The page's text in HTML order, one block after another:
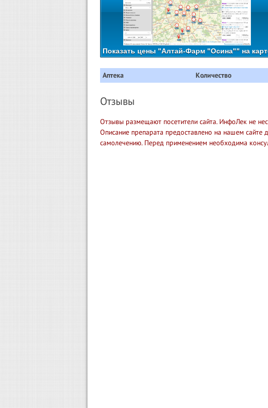
Показать цены "Алтай-Фарм "Осина"" на
Аптека Количество
Отзывы
Отзывы размещают посетители сайта. ИнфоЛек не
Описание препарата предоставлено на нашем сайте
самолечению. Перед применением необходима